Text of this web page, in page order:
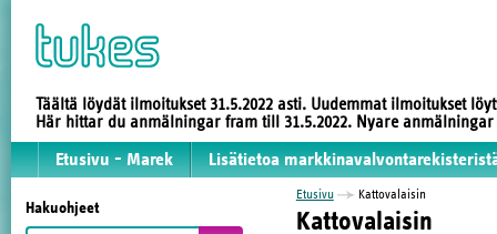
Täältä löydät ilmoitukset 31.5.2022 asti. Uudemmat ilmoitukset
Här hittar du anmälningar fram till 31.5.2022. Nyare
Etusivu - Marek Lisätietoa
Hakuohjeet
Etusivu Kattovalaisin
Kattovalaisin